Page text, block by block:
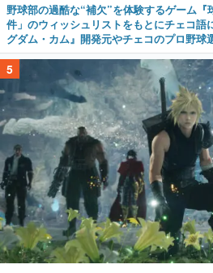
野球部の過酷な“補欠”を体験するゲーム
件」のウィッシュリストをもとにチェコ語
グダム・カム』開発元やチェコのプロ野球
5